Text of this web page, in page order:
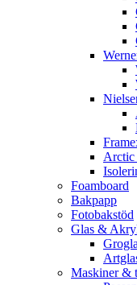
Arctic
Foamboard
Bakpapp
Fotobakstöd
Glas &
Maskiner &